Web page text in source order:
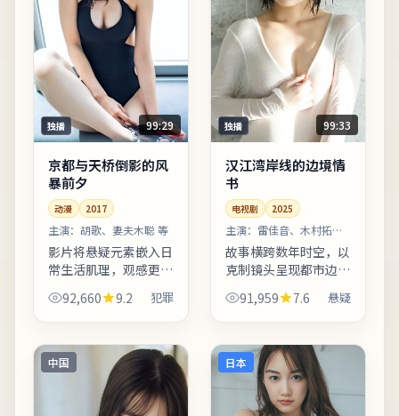
独播 99:29
京都与天桥倒影的风
暴前夕
动漫 2017
主演： 胡歌、妻夫木聪 等
影片将悬疑元素嵌入日
常生活肌理，观感更接
近「都市寓言」。台词
较少堆砌口号，更多用
观冲突。片尾字幕包含
幕后花絮名单，影迷可
向幕...
92,660 9.2 犯罪
独播 99:33
汉江湾岸线的边境情
书
电视剧 2025
主演： 雷佳音、木村拓哉
等
故事横跨数年时空，以
克制镜头呈现都市边缘
群体的生存缝隙。影像
质感接近胶片颗粒感，
围出众。影片中出现的
地标多为实景拍摄，旅
行爱...
91,959 7.6 悬疑
中国 日本